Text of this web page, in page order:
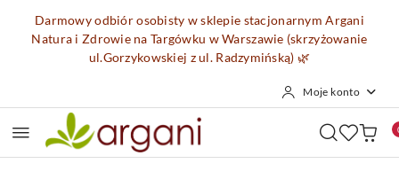
Przejdź do treści głównej
Przejdź do wyszukiwarki
Przejdź do moje konto
Przejdź do menu głównego
Przejdź do stopki
Darmowy odbiór osobisty w sklepie stacjonarnym Argani
Natura i Zdrowie na Targówku w Warszawie (skrzyżowanie
ul.Gorzykowskiej z ul. Radzymińską) 🌿
Moje konto